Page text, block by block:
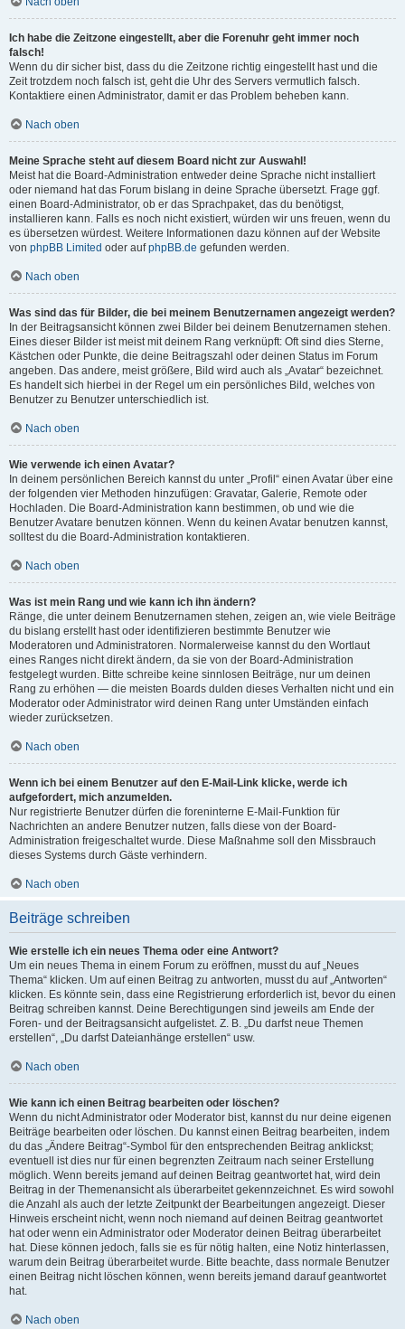
Ich habe die Zeitzone eingestellt, aber die Forenuhr geht immer noch
falsch!
Wenn du dir sicher bist, dass du die Zeitzone richtig eingestellt hast und die
Zeit trotzdem noch falsch ist, geht die Uhr des Servers vermutlich falsch.
Kontaktiere einen Administrator, damit er das Problem beheben kann.
Nach oben
Meine Sprache steht auf diesem Board nicht zur Auswahl!
Meist hat die Board-Administration entweder deine Sprache nicht installiert
oder niemand hat das Forum bislang in deine Sprache übersetzt. Frage ggf.
einen Board-Administrator, ob er das Sprachpaket, das du benötigst,
installieren kann. Falls es noch nicht existiert, würden wir uns freuen, wenn du
es übersetzen würdest. Weitere Informationen dazu können auf der Website
von phpBB Limited oder aufphpBB.de gefunden werden.
Nach oben
Was sind das für Bilder, die bei meinem Benutzernamen angezeigt werden?
In der Beitragsansicht können zwei Bilder bei deinem Benutzernamen stehen.
Eines dieser Bilder ist meist mit deinem Rang verknüpft: Oft sind dies Sterne,
Kästchen oder Punkte, die deine Beitragszahl oder deinen Status im Forum
angeben. Das andere, meist größere, Bild wird auch als „Avatar“ bezeichnet.
Es handelt sich hierbei in der Regel um ein persönliches Bild, welches von
Benutzer zu Benutzer unterschiedlich ist.
Nach oben
Wie verwende ich einen Avatar?
In deinem persönlichen Bereich kannst du unter „Profil“ einen Avatar über eine
der folgenden vier Methoden hinzufügen: Gravatar, Galerie, Remote oder
Hochladen. Die Board-Administration kann bestimmen, ob und wie die
Benutzer Avatare benutzen können. Wenn du keinen Avatar benutzen kannst,
solltest du die Board-Administration kontaktieren.
Nach oben
Was ist mein Rang und wie kann ich ihn ändern?
Ränge, die unter deinem Benutzernamen stehen, zeigen an, wie viele Beiträge
du bislang erstellt hast oder identifizieren bestimmte Benutzer wie
Moderatoren und Administratoren. Normalerweise kannst du den Wortlaut
eines Ranges nicht direkt ändern, da sie von der Board-Administration
festgelegt wurden. Bitte schreibe keine sinnlosen Beiträge, nur um deinen
Rang zu erhöhen — die meisten Boards dulden dieses Verhalten nicht und ein
Moderator oder Administrator wird deinen Rang unter Umständen einfach
wieder zurücksetzen.
Nach oben
Wenn ich bei einem Benutzer auf den E-Mail-Link klicke, werde ich
aufgefordert, mich anzumelden.
Nur registrierte Benutzer dürfen die foreninterne E-Mail-Funktion für
Nachrichten an andere Benutzer nutzen, falls diese von der Board-
Administration freigeschaltet wurde. Diese Maßnahme soll den Missbrauch
dieses Systems durch Gäste verhindern.
Nach oben
Beiträge schreiben
Wie erstelle ich ein neues Thema oder eine Antwort?
Um ein neues Thema in einem Forum zu eröffnen, musst du auf „Neues
Thema“ klicken. Um auf einen Beitrag zu antworten, musst du auf „Antworten“
klicken. Es könnte sein, dass eine Registrierung erforderlich ist, bevor du einen
Beitrag schreiben kannst. Deine Berechtigungen sind jeweils am Ende der
Foren- und der Beitragsansicht aufgelistet. Z. B. „Du darfst neue Themen
erstellen“, „Du darfst Dateianhänge erstellen“ usw.
Nach oben
Wie kann ich einen Beitrag bearbeiten oder löschen?
Wenn du nicht Administrator oder Moderator bist, kannst du nur deine eigenen
Beiträge bearbeiten oder löschen. Du kannst einen Beitrag bearbeiten, indem
du das „Ändere Beitrag“-Symbol für den entsprechenden Beitrag anklickst;
eventuell ist dies nur für einen begrenzten Zeitraum nach seiner Erstellung
möglich. Wenn bereits jemand auf deinen Beitrag geantwortet hat, wird dein
Beitrag in der Themenansicht als überarbeitet gekennzeichnet. Es wird sowohl
die Anzahl als auch der letzte Zeitpunkt der Bearbeitungen angezeigt. Dieser
Hinweis erscheint nicht, wenn noch niemand auf deinen Beitrag geantwortet
hat oder wenn ein Administrator oder Moderator deinen Beitrag überarbeitet
hat. Diese können jedoch, falls sie es für nötig halten, eine Notiz hinterlassen,
warum dein Beitrag überarbeitet wurde. Bitte beachte, dass normale Benutzer
einen Beitrag nicht löschen können, wenn bereits jemand darauf geantwortet
hat.
Nach oben